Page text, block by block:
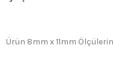
Ürün 8mm x 11mm